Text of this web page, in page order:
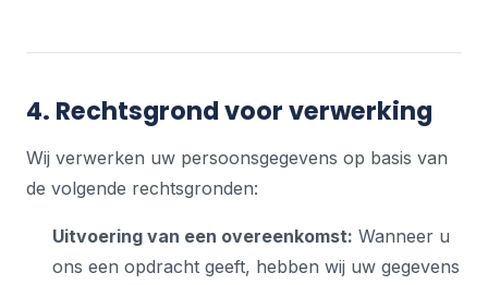
4. Rechtsgrond voor verwerking
Wij verwerken uw persoonsgegevens op basis van
de volgende rechtsgronden:
Uitvoering van een overeenkomst: Wanneer u
ons een opdracht geeft, hebben wij uw gegevens